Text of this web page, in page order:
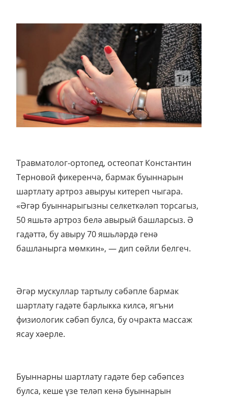
Травматолог-ортопед, остеопат Константин
Терновой фикеренчә, бармак буыннарын
шартлату артроз авыруы китереп чыгара.
«Әгәр буыннарыгызны селкеткәләп торсагыз,
50 яшьтә артроз белә авырый башларсыз. Ә
гадәттә, бу авыру 70 яшьләрдә генә
башланырга мөмкин», — дип сөйли белгеч.
Әгәр мускуллар тартылу сәбәпле бармак
шартлату гадәте барлыкка килсә, ягъни
физиологик сәбәп булса, бу очракта массаж
ясау хәерле.
Буыннарны шартлату гадәте бер сәбәпсез
булса, кеше үзе теләп кенә буыннарын